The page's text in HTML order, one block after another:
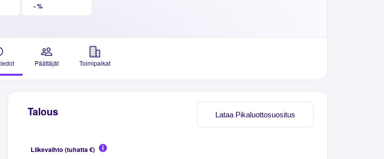
- %
Päättäjät Toimipaikat
Lataa Pikaluottosuositus
Talous
Liikevaihto (tuhatta €)